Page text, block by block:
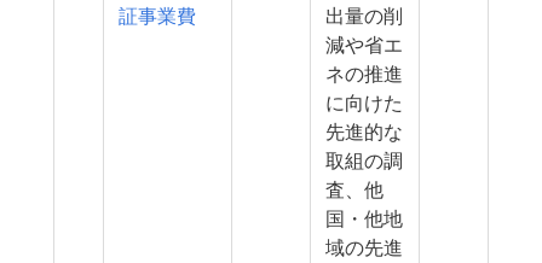
証事業費
出量の削
減や省エ
ネの推進
に向けた
先進的な
取組の調
査、他
国・他地
域の先進